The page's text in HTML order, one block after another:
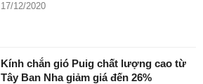
17/12/2020
Kính chắn gió Puig chất lượng cao từ
Tây Ban Nha giảm giá đến 26%